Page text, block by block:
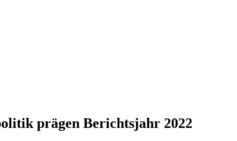
prägen Berichtsjahr 2022